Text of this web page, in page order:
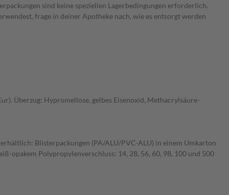
sind keine speziellen Lagerbedingungen erforderlich.
frage in deiner Apotheke nach, wie es entsorgt werden
Überzug: Hypromellose, gelbes Eisenoxid, Methacrylsäure-
Blisterpackungen (PA/ALU/PVC-ALU) in einem Umkarton
opakem Polypropylenverschluss: 14, 28, 56, 60, 98, 100 und 500